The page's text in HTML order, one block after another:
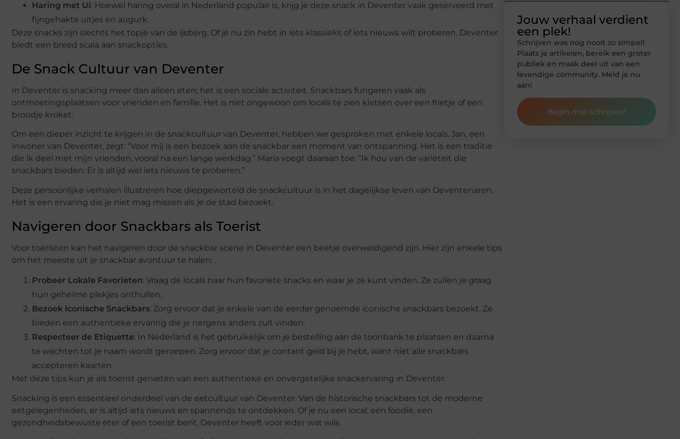
Haring met Ui: Hoewel haring overal in Nederland populair is, krijg je deze snack in Deventer vaak geserveerd met
fijngehakte uitjes en augurk.
Deze snacks zijn slechts het topje van de ijsberg. Of je nu zin hebt in iets klassieks of iets nieuws wilt proberen, Deventer
biedt een breed scala aan snackopties.
De Snack Cultuur van Deventer
In Deventer is snacking meer dan alleen eten; het is een sociale activiteit. Snackbars fungeren vaak als
ontmoetingsplaatsen voor vrienden en familie. Het is niet ongewoon om locals te zien kletsen over een frietje of een
broodje kroket.
Om een dieper inzicht te krijgen in de snackcultuur van Deventer, hebben we gesproken met enkele locals. Jan, een
inwoner van Deventer, zegt: “Voor mij is een bezoek aan de snackbar een moment van ontspanning. Het is een traditie
die ik deel met mijn vrienden, vooral na een lange werkdag.” Maria voegt daaraan toe: “Ik hou van de variëteit die
snackbars bieden. Er is altijd wel iets nieuws te proberen.”
Deze persoonlijke verhalen illustreren hoe diepgeworteld de snackcultuur is in het dagelijkse leven van Deventenaren.
Het is een ervaring die je niet mag missen als je de stad bezoekt.
Navigeren door Snackbars als Toerist
Voor toeristen kan het navigeren door de snackbar scene in Deventer een beetje overweldigend zijn. Hier zijn enkele tips
om het meeste uit je snackbar avontuur te halen:
Probeer Lokale Favorieten: Vraag de locals naar hun favoriete snacks en waar je ze kunt vinden. Ze zullen je graag
hun geheime plekjes onthullen.
Bezoek Iconische Snackbars: Zorg ervoor dat je enkele van de eerder genoemde iconische snackbars bezoekt. Ze
bieden een authentieke ervaring die je nergens anders zult vinden.
Respecteer de Etiquette: In Nederland is het gebruikelijk om je bestelling aan de toonbank te plaatsen en daarna
te wachten tot je naam wordt geroepen. Zorg ervoor dat je contant geld bij je hebt, want niet alle snackbars
accepteren kaarten.
Met deze tips kun je als toerist genieten van een authentieke en onvergetelijke snackervaring in Deventer.
Snacking is een essentieel onderdeel van de eetcultuur van Deventer. Van de historische snackbars tot de moderne
eetgelegenheden, er is altijd iets nieuws en spannends te ontdekken. Of je nu een local, een foodie, een
gezondheidsbewuste eter of een toerist bent, Deventer heeft voor ieder wat wils.
Jouw verhaal verdient
een plek!
Schrijven was nog nooit zo simpel!
Plaats je artikelen, bereik een groter
publiek en maak deel uit van een
levendige community. Meld je nu
aan!
Begin met schrijven!